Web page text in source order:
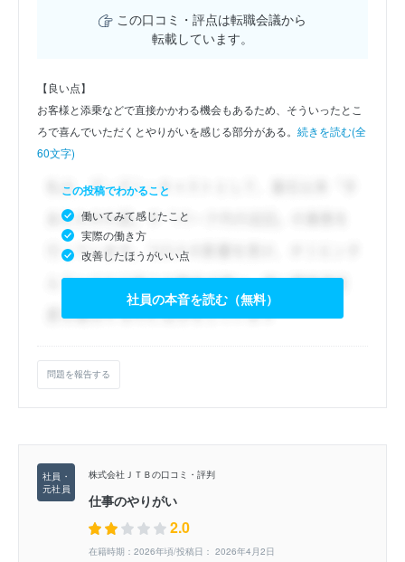
この口コミ・評点は転職会議から
転載しています。
【良い点】
お客様と添乗などで直接かかわる機会もあるため、そういったとこ
ろで喜んでいただくとやりがいを感じる部分がある。 続きを読む(全
60文字)
この投稿でわかること
働いてみて感じたこと
実際の働き方
改善したほうがいい点
社員の本音を読む（無料）
問題を報告する
株式会社ＪＴＢの口コミ・評判
仕事のやりがい
2.0
在籍時期：2026年頃/投稿日： 2026年4月2日